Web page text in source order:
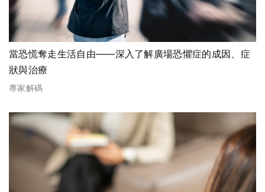
當恐慌奪走生活自由——深入了解廣場恐懼症的成因、症
狀與治療
專家解碼